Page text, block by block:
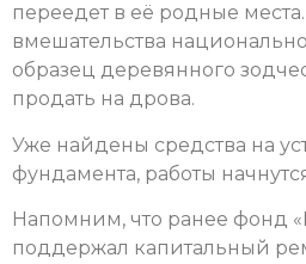
переедет в её родные
вмешательства
образец деревянного
продать на дрова.
Уже найдены средства на
фундамента, работы
Напомним, что ранее фонд
поддержал капитальный